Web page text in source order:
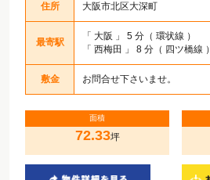
住所 大阪市北区大深町
最寄駅
「 大阪
」 5 分（ 環状線 ）
「 西梅田 」 8 分（ 四ツ橋線 ）
敷金 お問合せ下さいませ。
面積
72.33坪